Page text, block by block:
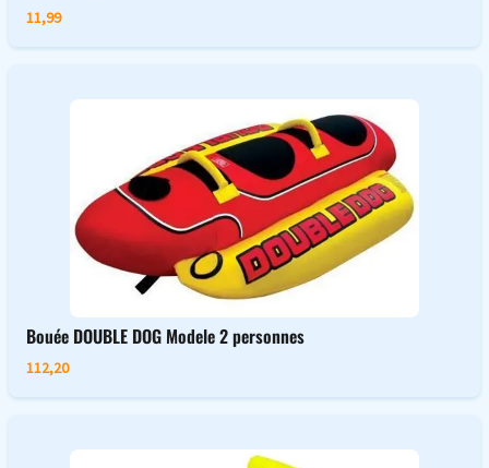
11,99
Bouée DOUBLE DOG Modele 2 personnes
112,20